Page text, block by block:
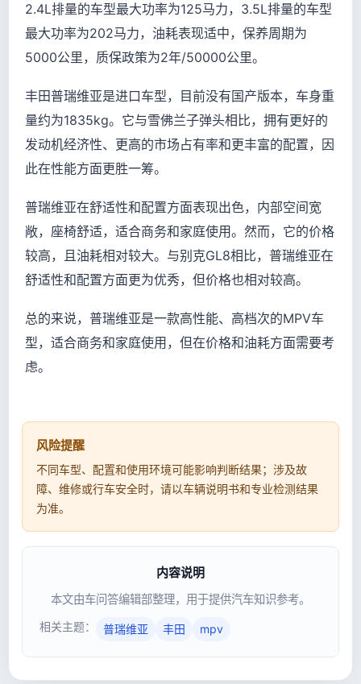
2.4L排量的车型最大功率为125马力，3.5L排量的车型
最大功率为202马力，油耗表现适中，保养周期为
5000公里，质保政策为2年/50000公里。
丰田普瑞维亚是进口车型，目前没有国产版本，车身重
量约为1835kg。它与雪佛兰子弹头相比，拥有更好的
发动机经济性、更高的市场占有率和更丰富的配置，因
此在性能方面更胜一筹。
普瑞维亚在舒适性和配置方面表现出色，内部空间宽
敞，座椅舒适，适合商务和家庭使用。然而，它的价格
较高，且油耗相对较大。与别克GL8相比，普瑞维亚在
舒适性和配置方面更为优秀，但价格也相对较高。
总的来说，普瑞维亚是一款高性能、高档次的MPV车
型，适合商务和家庭使用，但在价格和油耗方面需要考
虑。
风险提醒
不同车型、配置和使用环境可能影响判断结果；涉及故
障、维修或行车安全时，请以车辆说明书和专业检测结果
为准。
内容说明
本文由车问答编辑部整理，用于提供汽车知识参考。
相关主题：
普瑞维亚 丰田 mpv